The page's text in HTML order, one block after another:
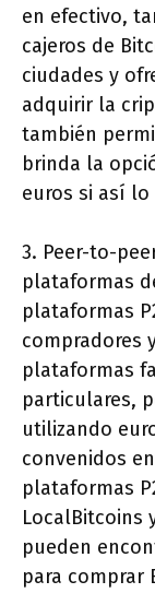
en efectivo,
cajeros de
ciudades y
adquirir la
también
brinda la
euros si así lo
3. Peer-to-
plataformas
plataformas
compradores
plataformas
particulares,
utilizando
convenidos
plataformas
LocalBitcoins
pueden
para comprar